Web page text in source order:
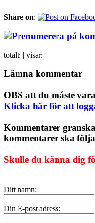
Share on:
totalt: | visar:
Lämna kommentar
OBS att du måste
Klicka här för att
Kommentarer
kommentarer ska
Skulle du känna dig
Ditt namn:
Din E-post adress: